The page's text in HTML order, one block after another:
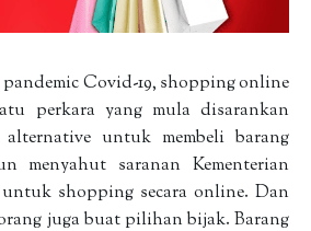
Covid-19, shopping online
perkara yang mula disarankan
untuk membeli barang
menyahut saranan Kementerian
shopping secara online. Dan
juga buat pilihan bijak. Barang